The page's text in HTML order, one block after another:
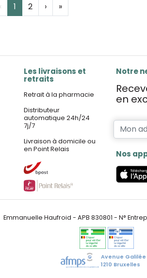
‹ 1 2 › »
Les livraisons et
retraits
Retrait à la pharmacie
Distributeur
automatique 24h/24
7j/7
Livraison à domicile ou
en Point Relais
Notre
en
Nos
Emmanuelle Haufroid - APB 830801 - N°
Avenue
1210 Bruxelles